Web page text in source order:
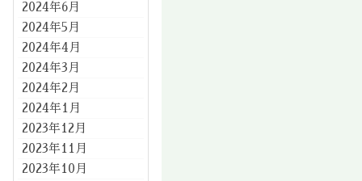
2024年6月
2024年5月
2024年4月
2024年3月
2024年2月
2024年1月
2023年12月
2023年11月
2023年10月